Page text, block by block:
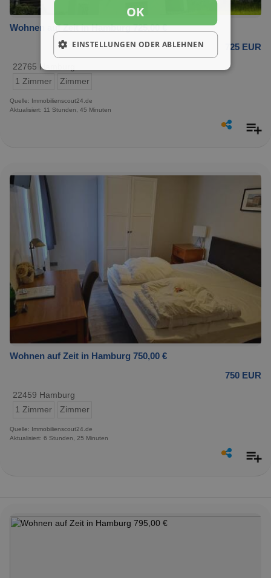
Wohnen auf Zeit in Hamburg 725,00 €
725 EUR
22765 Hamburg
1 Zimmer
Zimmer
Quelle: Immobilienscout24.de
Aktualisiert: 11 Stunden, 45 Minuten
Wohnen auf Zeit in Hamburg 750,00 €
750 EUR
22459 Hamburg
1 Zimmer
Zimmer
Quelle: Immobilienscout24.de
Aktualisiert: 6 Stunden, 25 Minuten
OK
EINSTELLUNGEN ODER ABLEHNEN